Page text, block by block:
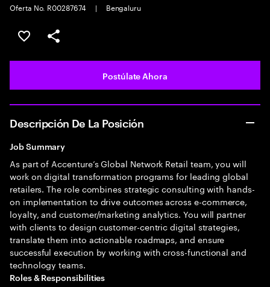
Oferta No. R00287674
| Bengaluru
Guardar este empleo
Compartir este empleo
Postúlate Ahora
Descripción De La Posición
Job Summary
As part of Accenture’s Global Network Retail team, you will
work on digital transformation programs for leading global
retailers. The role combines strategic consulting with hands-
on implementation to drive outcomes across e-commerce,
loyalty, and customer/marketing analytics. You will partner
with clients to design customer-centric digital strategies,
translate them into actionable roadmaps, and ensure
successful execution by working with cross-functional and
technology teams.
Roles & Responsibilities